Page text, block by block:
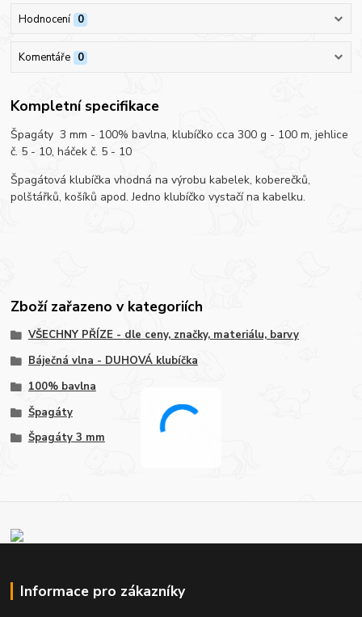
Hodnocení 0
Komentáře 0
Kompletní specifikace
Špagáty 3 mm - 100% bavlna, klubíčko cca 300 g - 100 m, jehlice
č. 5 - 10, háček č. 5 - 10
Špagátová klubíčka vhodná na výrobu kabelek, koberečků,
polštářků, košíků apod. Jedno klubíčko vystačí na kabelku.
Zboží zařazeno v kategoriích
VŠECHNY PŘÍZE - dle ceny, značky, materiálu, barvy
Báječná vlna - DUHOVÁ klubíčka
100% bavlna
Špagáty
Špagáty 3 mm
Informace pro zákazníky